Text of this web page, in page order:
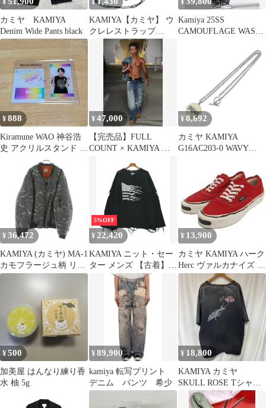
¥
カミヤ KAMIYA
Denim Wide Pants black
¥
KAMIYA【カミヤ】 ウ
クレレストラップ
#1200 青・黒 ・赤
¥
Kamiya 25SS
CAMOUFLAGE WASH
¥888
Kiramune WAO 神谷浩
史 アクリルスタンド 限
¥47,000
【完売品】FULL
COUNT × KAMIYA カ
¥ 8,692
カミヤ KAMIYA
G16AC203-0 WAVY
真鍮 ネックレス シルバ
ー系【極上美品】【中
古】
¥ 36,472
KAMIYA (カミヤ) MA-1
カモフラージュ柄 リバ
ーシブル ボンバージャ
5%OFF
¥22,420
KAMIYA ニット・セー
ター メンズ 【古着】
【中古】【送料無料】
¥ 13,900
カミヤ KAMIYA ハーク
Herc ヴァルカナイズ ス
ニーカー G11FW701 赤
レッド 41 26.0相当
■GY09
¥500
加美屋 はんなり練り香
水 柚 5g
¥89,900
kamiya 転写プリント
デニム パンツ 希少
¥ 18,800
KAMIYA カミヤ
SKULL ROSE Tシャツ
ブラックM